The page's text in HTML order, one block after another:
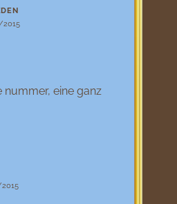
2015
nummer, eine ganz